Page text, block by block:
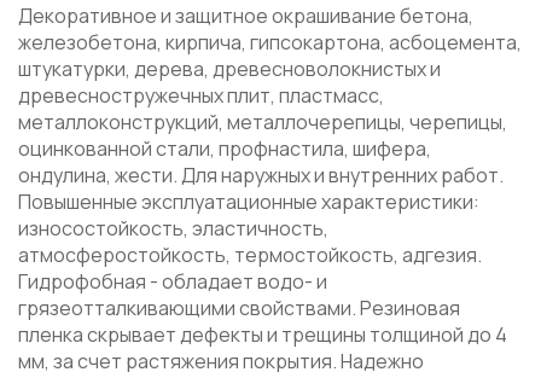
Декоративное и защитное окрашивание бетона,
железобетона, кирпича, гипсокартона, асбоцемента,
штукатурки, дерева, древесноволокнистых и
древесностружечных плит, пластмасс,
металлоконструкций, металлочерепицы, черепицы,
оцинкованной стали, профнастила, шифера,
ондулина, жести. Для наружных и внутренних работ.
Повышенные эксплуатационные характеристики:
износостойкость, эластичность,
атмосферостойкость, термостойкость, адгезия.
Гидрофобная - обладает водо- и
грязеотталкивающими свойствами. Резиновая
пленка скрывает дефекты и трещины толщиной до 4
мм, за счет растяжения покрытия. Надежно